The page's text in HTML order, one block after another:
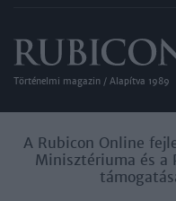
Történelmi magazin / Alapítva 1989
A Rubicon Online
Minisztériuma és a